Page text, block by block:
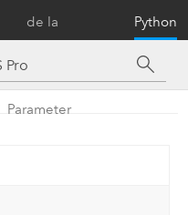
de la
herramienta
Python
Parameter